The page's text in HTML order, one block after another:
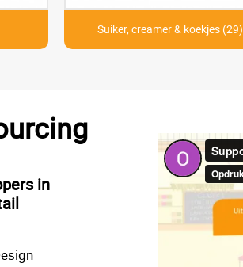
Suiker, creamer & koekjes (29)
in